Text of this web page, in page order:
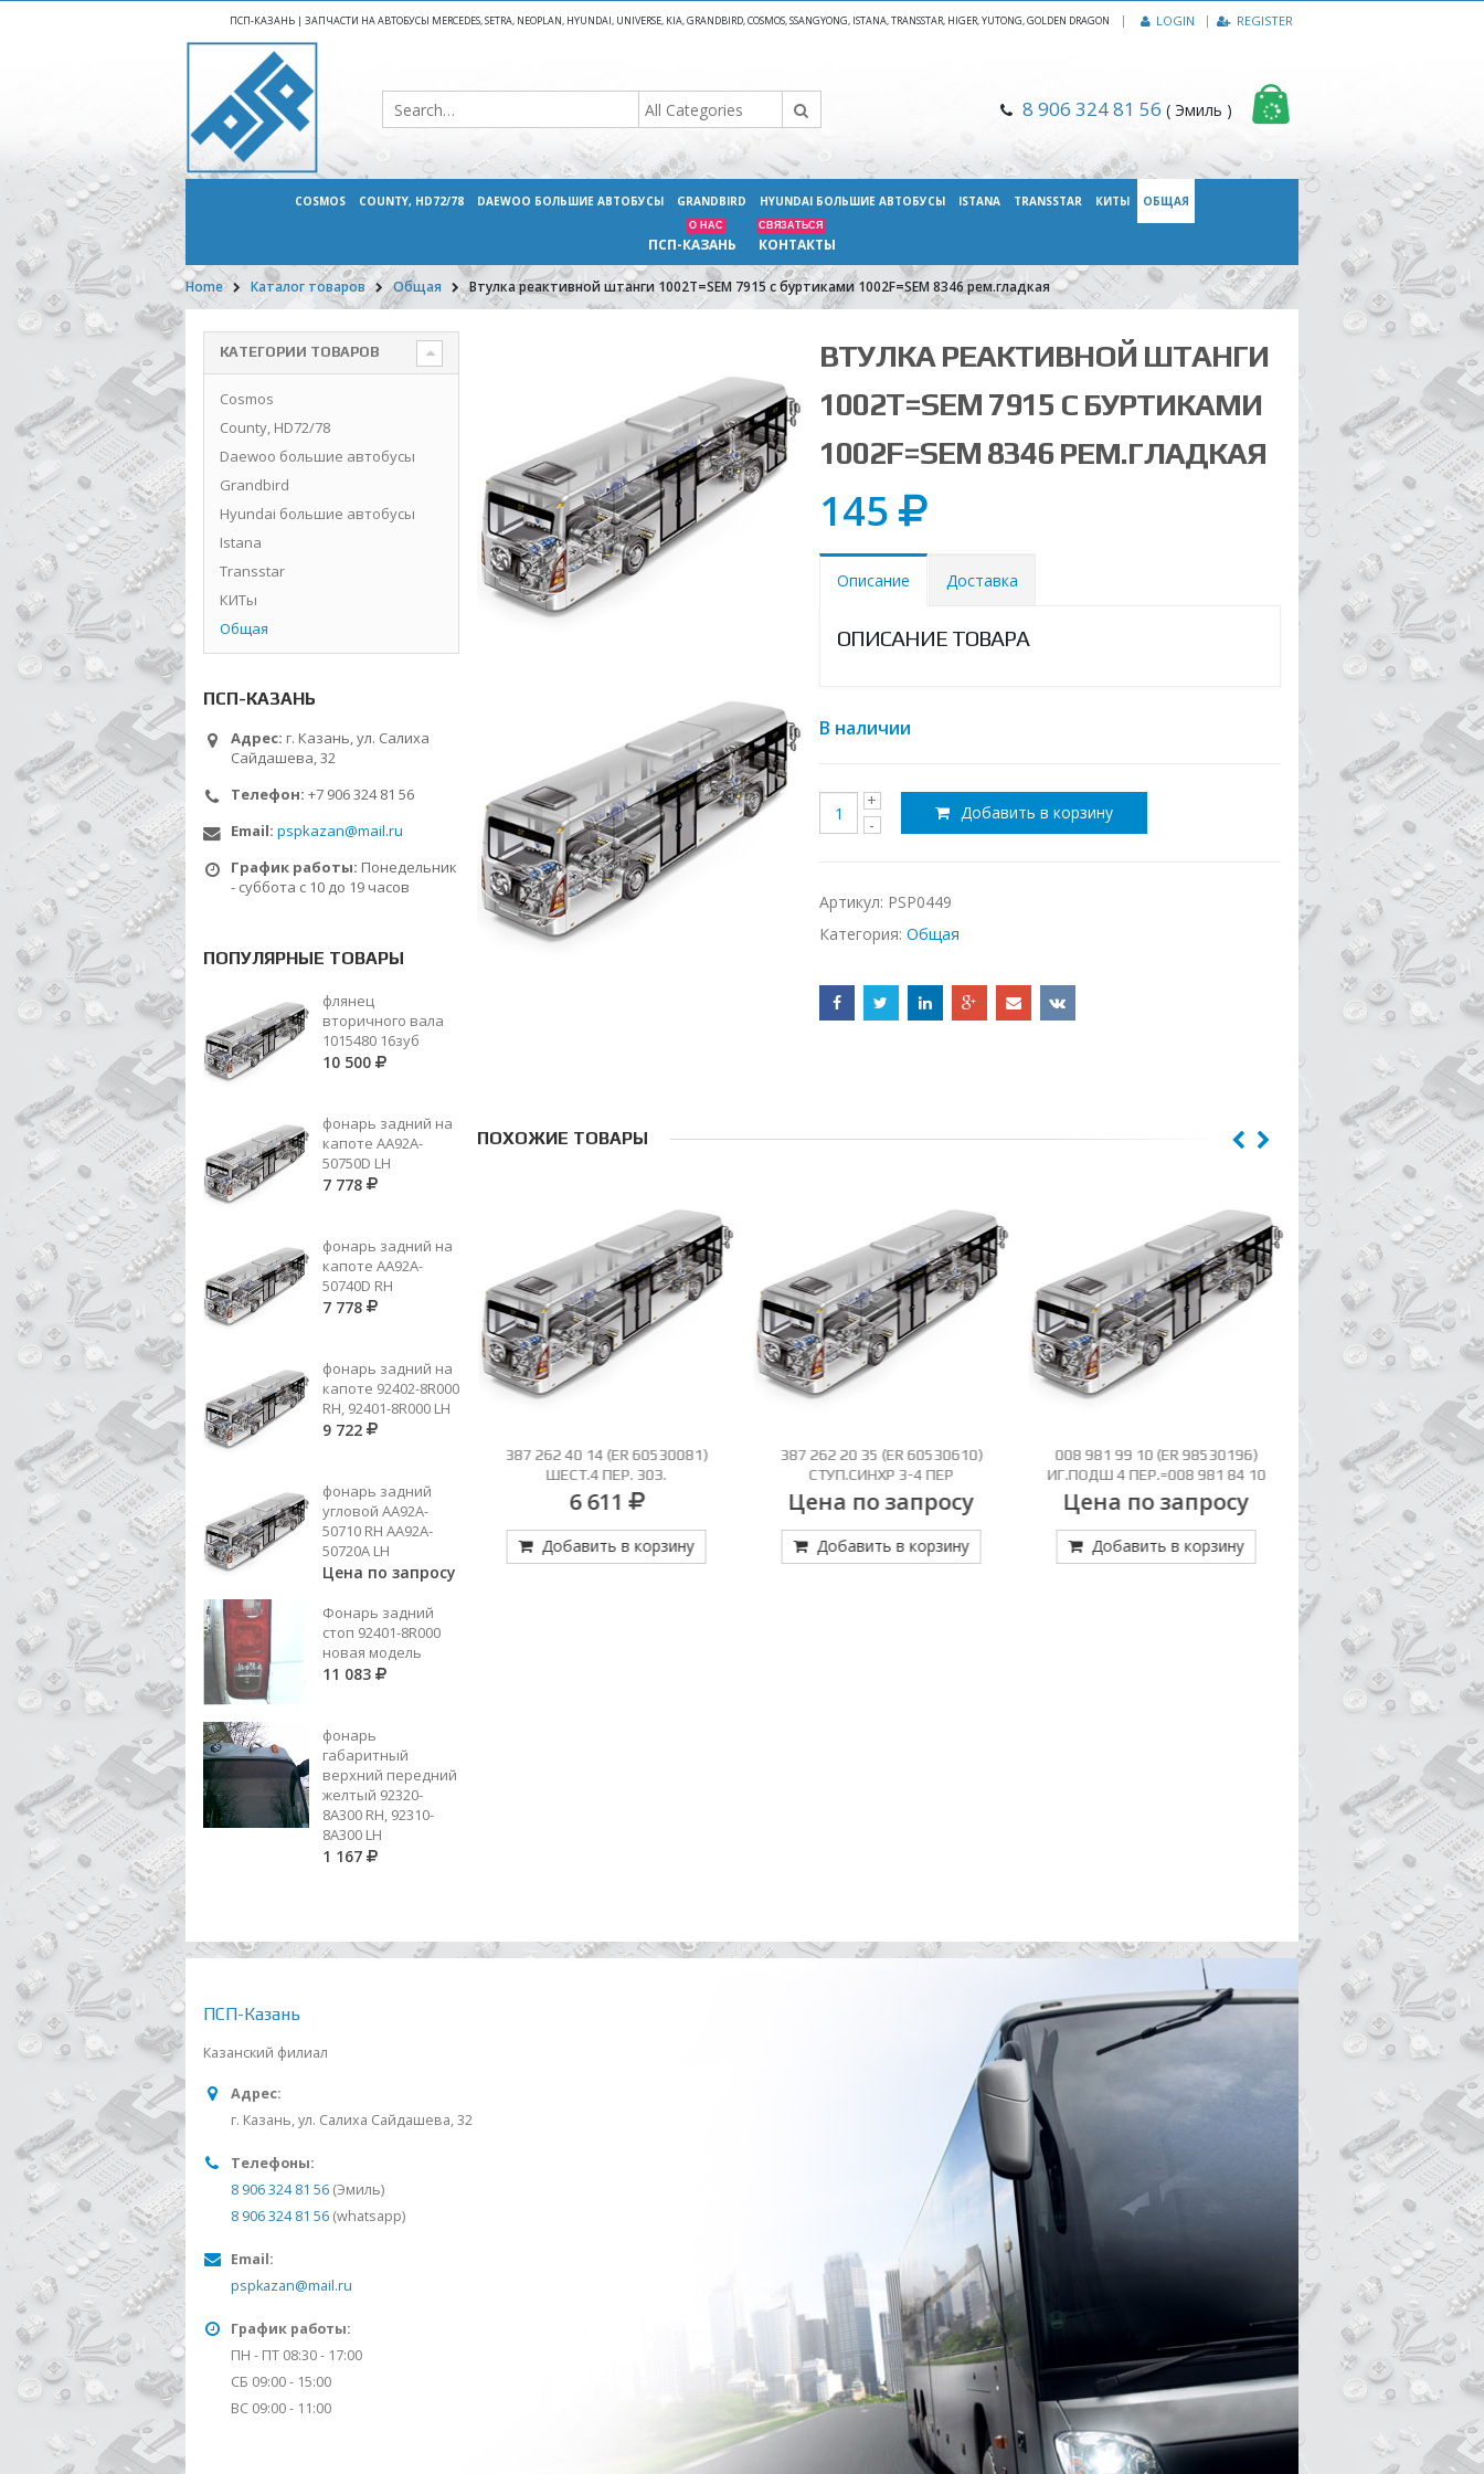
ПСП-КАЗАНЬ | ЗАПЧАСТИ НА АВТОБУСЫ MERCEDES, SETRA, NEOPLAN, HYUNDAI, UNIVERSE, KIA, GRANDBIRD, COSMOS, SSANGYONG, ISTANA, TRANSSTAR, HIGER, YUTONG, GOLDEN DRAGON | LOGIN REGISTER
8 906 324 81 56 ( Эмиль )
COSMOS COUNTY, HD72/78 DAEWOO БОЛЬШИЕ АВТОБУСЫ GRANDBIRD HYUNDAI БОЛЬШИЕ АВТОБУСЫ ISTANA TRANSSTAR КИТЫ ОБЩАЯ
ПСП-КАЗАНЬ
О НАС
КОНТАКТЫ
СВЯЗАТЬСЯ
Home Каталог товаров Общая Втулка реактивной штанги 1002T=SEM 7915 с буртиками 1002F=SEM 8346 рем.гладкая
ВТУЛКА РЕАКТИВНОЙ ШТАНГИ
1002T=SEM 7915 С БУРТИКАМИ
1002F=SEM 8346 РЕМ.ГЛАДКАЯ
145
Описание Доставка
ОПИСАНИЕ ТОВАРА
В наличии
Добавить в корзину
Артикул: PSP0449
Категория: Общая
ПОХОЖИЕ ТОВАРЫ
156
Добавить в корзину
387 262 40 14 (ER 60530081)
ШЕСТ.4 ПЕР. 30З.
6 611
Добавить в корзину
387 262 20 35 (ER 60530610)
СТУП.СИНХР 3-4 ПЕР
Цена по запросу
Добавить в корзину
008 981 99 10 (ER 98530196)
ИГ.ПОДШ 4 ПЕР.=008 981 84 10
Цена по запросу
Добавить в корзину
387 262 21 35 (ER
СТУПИЦА
Цена по
Добавить в
КАТЕГОРИИ ТОВАРОВ
Cosmos
County, HD72/78
Daewoo большие автобусы
Grandbird
Hyundai большие автобусы
Istana
Transstar
КИТы
Общая
ПСП-КАЗАНЬ
Адрес: г. Казань, ул. Салиха
Сайдашева, 32
Телефон: +7 906 324 81 56
Email: pspkazan@mail.ru
График работы: Понедельник
- суббота с 10 до 19 часов
ПОПУЛЯРНЫЕ ТОВАРЫ
флянец
вторичного вала
1015480 16зуб
10 500
фонарь задний на
капоте AA92A-
50750D LH
7 778
фонарь задний на
капоте AA92A-
50740D RH
7 778
фонарь задний на
капоте 92402-8R000
RH, 92401-8R000 LH
9 722
фонарь задний
угловой AA92A-
50710 RH AA92A-
50720A LH
Цена по запросу
Фонарь задний
стоп 92401-8R000
новая модель
11 083
фонарь
габаритный
верхний передний
желтый 92320-
8A300 RH, 92310-
8А300 LH
1 167
ПСП-Казань
Казанский филиал
Адрес:
г. Казань, ул. Салиха Сайдашева, 32
Телефоны:
8 906 324 81 56 (Эмиль)
8 906 324 81 56 (whatsapp)
Email:
pspkazan@mail.ru
График работы:
ПН - ПТ 08:30 - 17:00
СБ 09:00 - 15:00
ВС 09:00 - 11:00